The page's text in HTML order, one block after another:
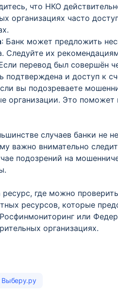
что НКО
организациях часто
: Банк может предложить
Следуйте их
перевод был совершён
подтверждена и доступ к
вы подозреваете
организации. Это поможет
случаев банки не
важно внимательно
подозрений на
где можно проверить
ресурсов, которые
или
организациях.
Выберу.ру